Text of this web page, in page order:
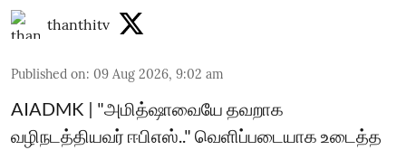
thanthitv
Published on: 09 Aug 2026, 9:02 am
AIADMK | "அமித்ஷாவையே தவறாக
வழிநடத்தியவர் ஈபிஎஸ்.." வெளிப்படையாக உடைத்த